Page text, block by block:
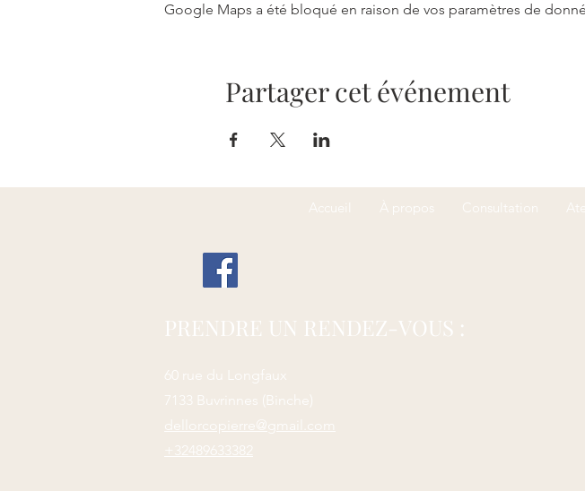
Google Maps a été bloqué en raison de vos paramètres de
Partager cet événement
Accueil À propos Consultation
PRENDRE UN RENDEZ-VOUS :
60 rue du Longfaux
7133 Buvrinnes (Binche)
dellorcopierre@gmail.com
+32489633382